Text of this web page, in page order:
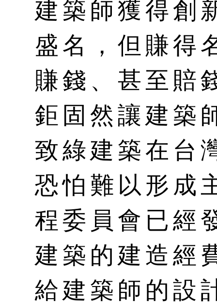
建築師獲得創
盛名，但賺得
賺錢、甚至賠
鉅固然讓建築
致綠建築在台
恐怕難以形成
程委員會已經
建築的建造經
給建築師的設